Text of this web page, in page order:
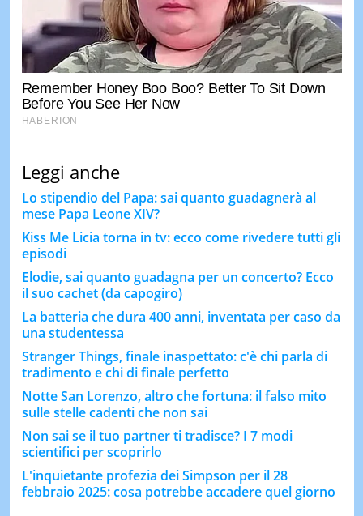
Leggi anche
Lo stipendio del Papa: sai quanto guadagnerà al
mese Papa Leone XIV?
Kiss Me Licia torna in tv: ecco come rivedere tutti gli
episodi
Elodie, sai quanto guadagna per un concerto? Ecco
il suo cachet (da capogiro)
La batteria che dura 400 anni, inventata per caso da
una studentessa
Stranger Things, finale inaspettato: c'è chi parla di
tradimento e chi di finale perfetto
Notte San Lorenzo, altro che fortuna: il falso mito
sulle stelle cadenti che non sai
Non sai se il tuo partner ti tradisce? I 7 modi
scientifici per scoprirlo
L'inquietante profezia dei Simpson per il 28
febbraio 2025: cosa potrebbe accadere quel giorno